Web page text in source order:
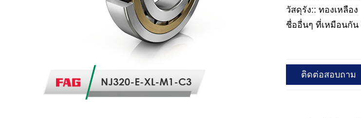
วัสดุรัง:: ทองเหลือง
ชื่ออื่นๆ ที่เหมือนกัน
ติดต่อสอบถาม